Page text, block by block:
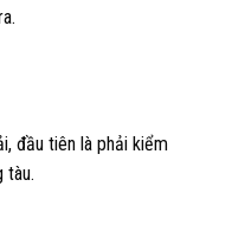
đầu tiên là phải kiểm
tàu.